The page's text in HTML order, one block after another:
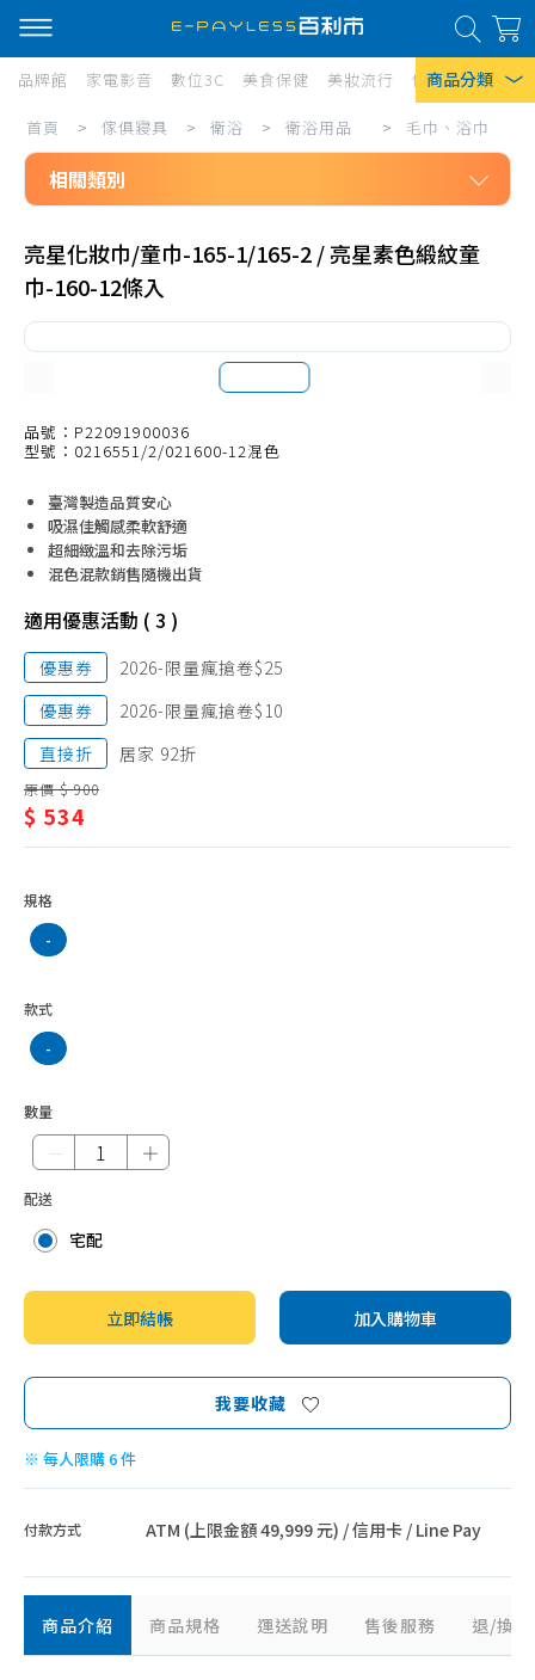
商品分類
熱門搜尋
風扇
除濕機
衛生紙
品牌館 家電影音 數位3C 美食保健 美妝流行 傢俱寢具 居
傢
俱
寢
具/
衛
浴/
衛
用
毛
巾、
巾
首頁 > 傢俱寢具 > 衛浴 > 衛浴用品 > 毛巾、浴巾
相關類別
衛浴
洗沐用具、盥洗用品
浴盆、泡澡桶、洗澡盆
面盆、洗臉盆
毛巾、浴巾
浴袍、浴帽
亮星化妝巾/童巾-165-1/165-2 / 亮星素色緞紋童
巾-160-12條入
品號：P22091900036
型號：0216551/2/021600-12混色
臺灣製造品質安心
吸濕佳觸感柔軟舒適
超細緻溫和去除污垢
混色混款銷售隨機出貨
適用優惠活動 ( 3 )
優惠券
2026-限量瘋搶卷$25
優惠券
2026-限量瘋搶卷$10
直接折
居家 92折
原價 $ 900
$ 534
規格
-
款式
-
數量
＋
配送
宅配
立即結帳 加入購物車
我要收藏
※ 每人限購 6 件
付款方式 ATM (上限金額 49,999 元) / 信用卡 / Line Pay
商品介紹 商品規格 運送說明 售後服務 退/換